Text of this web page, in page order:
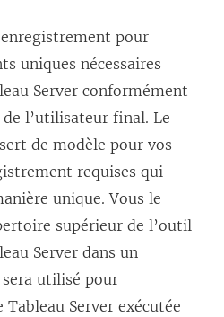
ê
t
r
e
)
pour
uniques nécessaires
Server conformément
l’utilisateur final. Le
sert de modèle pour vos
requises qui
unique. Vous le
supérieur de l’outil
Server dans un
utilisé pour
Server exécutée